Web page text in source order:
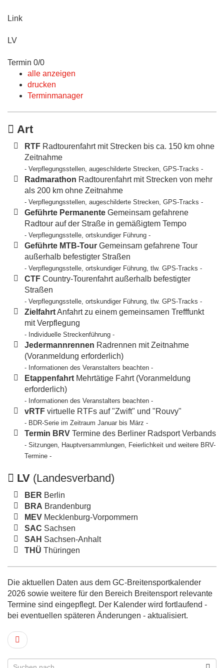
Link
LV
Termin 0/0
alle anzeigen
drucken
Terminmanager
Art
RTF Radtourenfahrt mit Strecken bis ca. 150 km ohne
Zeitnahme
- Verpflegungsstellen, augeschilderte Strecken, GPS-Tracks -
Radmarathon Radtourenfahrt mit Strecken von mehr
als 200 km ohne Zeitnahme
- Verpflegungsstellen, augeschilderte Strecken, GPS-Tracks -
Geführte Permanente Gemeinsam gefahrene
Radtour auf der Straße in gemäßigtem Tempo
- Verpflegungsstelle, ortskundiger Führung -
Geführte MTB-Tour Gemeinsam gefahrene Tour
außerhalb befestigter Straßen
- Verpflegungsstelle, ortskundiger Führung, tlw. GPS-Tracks -
CTF Country-Tourenfahrt außerhalb befestigter
Straßen
- Verpflegungsstelle, ortskundiger Führung, tlw. GPS-Tracks -
ZielfahrtAnfahrt zu einem gemeinsamen Trefffunkt
mit Verpflegung
- Individuelle Streckenführung -
Jedermannrennen Radrennen mit Zeitnahme
(Voranmeldung erforderlich)
- Informationen des Veranstalters beachten -
Etappenfahrt Mehrtätige Fahrt (Voranmeldung
erforderlich)
- Informationen des Veranstalters beachten -
vRTF virtuelle RTFs auf "Zwift" und "Rouvy"
- BDR-Serie im Zeitraum Januar bis März -
Termin BRV Termine des Berliner Radsport Verbands
- Sitzungen, Hauptversammlungen, Feierlichkeit und weitere BRV-
Termine -
LV (Landesverband)
BER Berlin
BRA Brandenburg
MEV Mecklenburg-Vorpommern
SAC Sachsen
SAH Sachsen-Anhalt
THÜ Thüringen
Die aktuellen Daten aus dem GC-Breitensportkalender
2026 sowie weitere für den Bereich Breitensport relevante
Termine sind eingepflegt. Der Kalender wird fortlaufend -
bei eventuellen späteren Änderungen - aktualisiert.